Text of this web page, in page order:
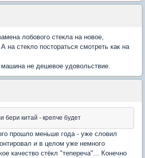
лобового стекла на новое,
на стекло постораться смотреть как на
не дешевое удовольствие.
бери китай - крепче будет
прошло меньше года - уже словил
и в целом уже немного
качество стёкл "тепереча"... Конечно